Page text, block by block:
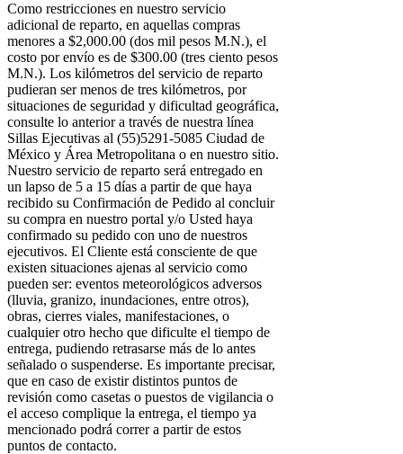
Como restricciones en nuestro servicio
adicional de reparto, en aquellas compras
menores a $2,000.00 (dos mil pesos M.N.), el
costo por envío es de $300.00 (tres ciento pesos
M.N.). Los kilómetros del servicio de reparto
pudieran ser menos de tres kilómetros, por
situaciones de seguridad y dificultad geográfica,
consulte lo anterior a través de nuestra línea
Sillas Ejecutivas al (55)5291-5085 Ciudad de
México y Área Metropolitana o en nuestro sitio.
Nuestro servicio de reparto será entregado en
un lapso de 5 a 15 días a partir de que haya
recibido su Confirmación de Pedido al concluir
su compra en nuestro portal y/o Usted haya
confirmado su pedido con uno de nuestros
ejecutivos. El Cliente está consciente de que
existen situaciones ajenas al servicio como
pueden ser: eventos meteorológicos adversos
(lluvia, granizo, inundaciones, entre otros),
obras, cierres viales, manifestaciones, o
cualquier otro hecho que dificulte el tiempo de
entrega, pudiendo retrasarse más de lo antes
señalado o suspenderse. Es importante precisar,
que en caso de existir distintos puntos de
revisión como casetas o puestos de vigilancia o
el acceso complique la entrega, el tiempo ya
mencionado podrá correr a partir de estos
puntos de contacto.